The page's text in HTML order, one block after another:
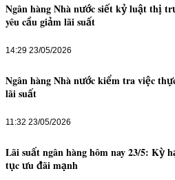
Ngân hàng Nhà nước siết kỷ luật thị
yêu cầu giảm lãi suất
14:29 23/05/2026
Ngân hàng Nhà nước kiểm tra việc
lãi suất
11:32 23/05/2026
Lãi suất ngân hàng hôm nay 23/5: Kỳ
tục ưu đãi mạnh